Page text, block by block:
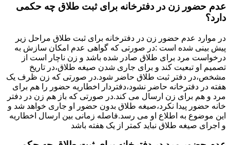
عدم حضور زن در دفترخانه برای ثبت طلاق چه حکمی
دارد؟
در موارد عدم حضور زن در دفترخانه برای ثبت طلاق مراحل زیر
پیش بینی شده است :در صورتی که گواهی عدم امکان سازش به
درخواست مرد برای طلاق صادر شده باشد و زن ناچار است از
تصمیم او تبعیت کند و برای جاری شدن صیغه طلاق،در تاریخ
مشخص،در دفتر ثبت طلاق حاضر شود.در صورتی که زن ظرف یک
هفته در دفترخانه حاضر نشود،دفتردار اخطاریه حضور را هم برای
مرد و هم برای زن ارسال می کند.در صورتی که باز هم زن در دفتر
خانه حضور پیدا نکرد،صیغه طلاق بدون حضور او جاری خواهد شد و
این موضوع به اطلاع او می رسد.فاصله زمانی بین ارسال اخطاریه
و اجرای صیغه طلاق نباید کمتر از یک هفته باشد